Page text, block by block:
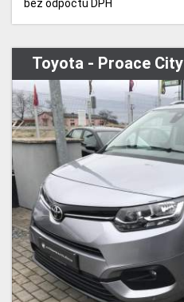
bez odpočtu DPH
Toyota - Proace City